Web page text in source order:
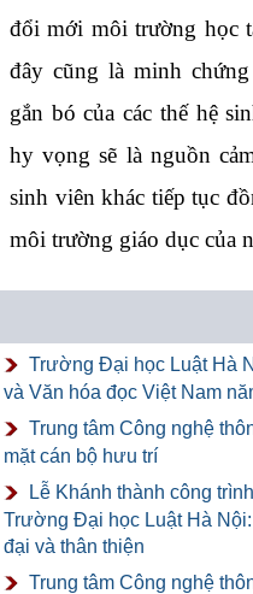
đổi mới môi trường học
đây cũng là minh
gắn bó của các thế hệ
hy vọng sẽ là nguồn
sinh viên khác tiếp tục
môi trường giáo dục của
Trường Đại học Luật Hà
và Văn hóa đọc Việt Nam
Trung tâm Công nghệ
mặt cán bộ hưu trí
Lễ Khánh thành công
Trường Đại học Luật Hà
đại và thân thiện
Trung tâm Công nghệ